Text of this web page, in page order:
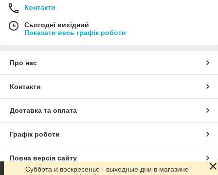
Контакти
Сьогодні вихідний
Показати весь графік роботи
Про нас
Контакти
Доставка та оплата
Графік роботи
Повна версія сайту
Суббота и воскресенье - выходные дни в магазине